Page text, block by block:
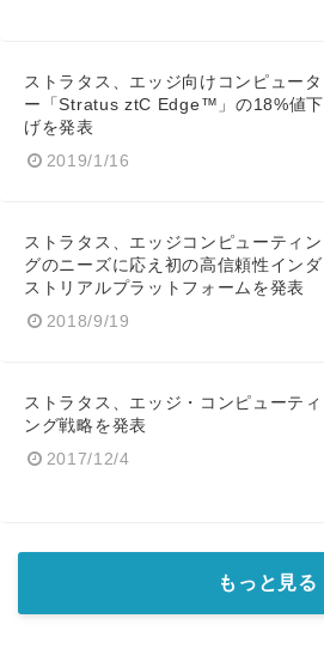
ストラタス、エッジ向けコンピュータ
ー「Stratus ztC Edge™」の18%値下
げを発表
2019/1/16
ストラタス、エッジコンピューティン
グのニーズに応え初の高信頼性インダ
ストリアルプラットフォームを発表
2018/9/19
ストラタス、エッジ・コンピューティ
ング戦略を発表
2017/12/4
もっと見る